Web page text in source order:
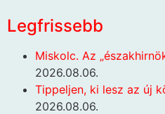
Legfrissebb
Miskolc. Az
2026.08.06.
Tippeljen, ki lesz az új
2026.08.06.